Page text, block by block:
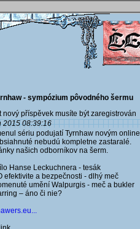
- sympózium pôvodného šermu
nový příspěvek musíte být
2015 08:39:16
sériu podujatí Tyrnhaw novým
nebudú kompletne zastaralé.
našich odborníkov na šerm.
Hanse Leckuchnera - tesák
efektivite a bezpečnosti - dlhý meč
umění Walpurgis - meč a bukler
– áno či nie?